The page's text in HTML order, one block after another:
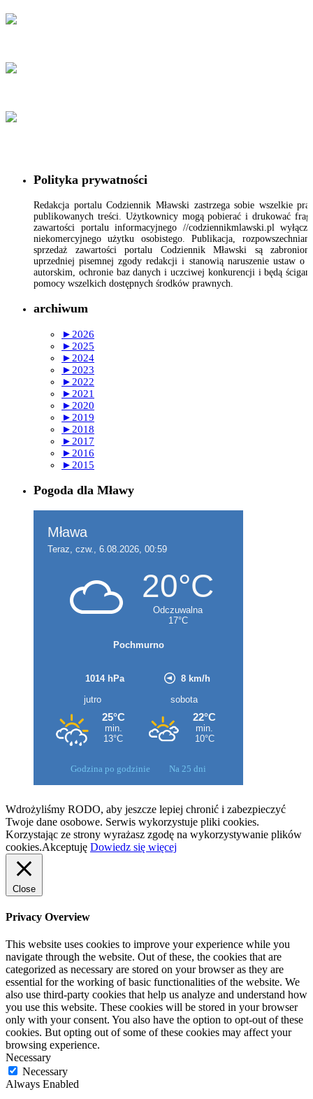
Polityka prywatności
Redakcja portalu Codziennik Mławski zastrzega sobie wszelkie
publikowanych treści. Użytkownicy mogą pobierać i drukować
zawartości portalu informacyjnego //codziennikmlawski.pl
niekomercyjnego użytku osobistego. Publikacja,
sprzedaż zawartości portalu Codziennik Mławski są
uprzedniej pisemnej zgody redakcji i stanowią naruszenie ustaw o
autorskim, ochronie baz danych i uczciwej konkurencji i będą
pomocy wszelkich dostępnych środków prawnych.
archiwum
► 2026
► 2025
► 2024
► 2023
► 2022
► 2021
► 2020
► 2019
► 2018
► 2017
► 2016
► 2015
Pogoda dla Mławy
Godzina po godzinie Na 25 dni
Wdrożyliśmy RODO, aby jeszcze lepiej chronić i zabezpieczyć
Twoje dane osobowe. Serwis wykorzystuje pliki cookies.
Korzystając ze strony wyrażasz zgodę na wykorzystywanie plików
cookies.Akceptuję Dowiedz się więcej
Close
Privacy Overview
This website uses cookies to improve your experience while you
navigate through the website. Out of these, the cookies that are
categorized as necessary are stored on your browser as they are
essential for the working of basic functionalities of the website. We
also use third-party cookies that help us analyze and understand how
you use this website. These cookies will be stored in your browser
only with your consent. You also have the option to opt-out of these
cookies. But opting out of some of these cookies may affect your
browsing experience.
Necessary
Necessary
Always Enabled